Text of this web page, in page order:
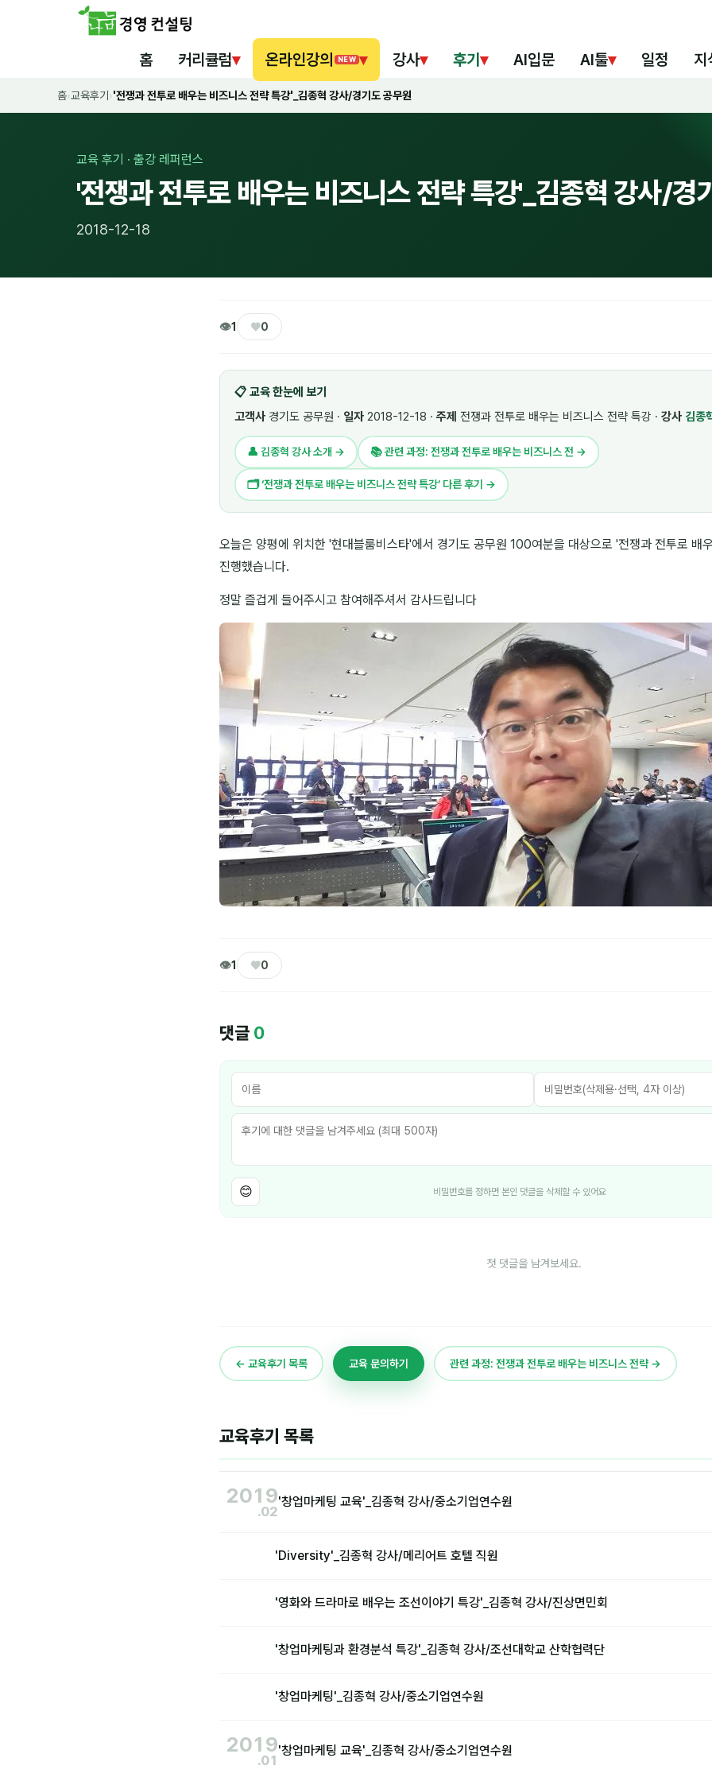
홈 커리큘럼▾ 온라인강의 NEW ▾ 강사▾ 후기 ▾ AI입문 AI툴▾ 일정 지
홈›교육후기 ›'전쟁과 전투로 배우는 비즈니스 전략 특강'_김종혁 강사/경기도 공무원
교육 후기 · 출강 레퍼런스
'전쟁과 전투로 배우는 비즈니스 전략 특강'_김종혁 강사/경
2018-12-18
👁1 ♥0
📋 교육 한눈에 보기
고객사 경기도 공무원 · 일자 2018-12-18 · 주제 전쟁과 전투로 배우는 비즈니스 전략 특강 · 강사 김종
👤 김종혁 강사 소개 → 📚 관련 과정: 전쟁과 전투로 배우는 비즈니스 전 →
🗂 ‘전쟁과 전투로 배우는 비즈니스 전략 특강’ 다른 후기 →
오늘은 양평에 위치한 '현대블룸비스타'에서 경기도 공무원 100여분을 대상으로 '전쟁과 전투로 배
진행했습니다.
정말 즐겁게 들어주시고 참여해주셔서 감사드립니다
👁1 ♥0
댓글 0
😊 비밀번호를 정하면 본인 댓글을 삭제할 수 있어요
첫 댓글을 남겨보세요.
← 교육후기 목록 교육 문의하기 관련 과정: 전쟁과 전투로 배우는 비즈니스 전략 →
교육후기 목록
2019
.02
'창업마케팅 교육'_김종혁 강사/중소기업연수원
'Diversity'_김종혁 강사/메리어트 호텔 직원
'영화와 드라마로 배우는 조선이야기 특강'_김종혁 강사/진상면민회
'창업마케팅과 환경분석 특강'_김종혁 강사/조선대학교 산학협력단
'창업마케팅'_김종혁 강사/중소기업연수원
2019
.01
'창업마케팅 교육'_김종혁 강사/중소기업연수원